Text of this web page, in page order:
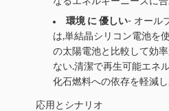
環境 に 優しい- オール
は,単結晶シリコン電池を
の太陽電池と比較して効
ない.清潔で再生可能エネ
化石燃料への依存を軽減
応用とシナリオ